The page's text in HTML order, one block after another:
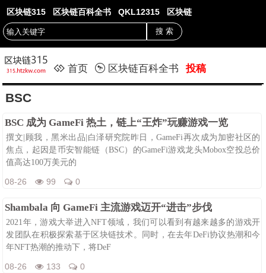
区块链315 区块链百科全书 QKL12315 区块链
首页 区块链百科全书 投稿
BSC
BSC 成为 GameFi 热土，链上“王炸”玩赚游戏一览
撰文|顾我，黑米出品|白泽研究院昨日，GameFi再次成为加密社区的
焦点，起因是币安智能链（BSC）的GameFi游戏龙头Mobox空投总价
值高达100万美元的
08-26 99 0
Shambala 向 GameFi 主流游戏迈开“进击”步伐
2021年，游戏大举进入NFT领域，我们可以看到有越来越多的游戏开
发团队在积极探索基于区块链技术。同时，在去年DeFi协议热潮和今
年NFT热潮的推动下，将DeF
08-26 133 0